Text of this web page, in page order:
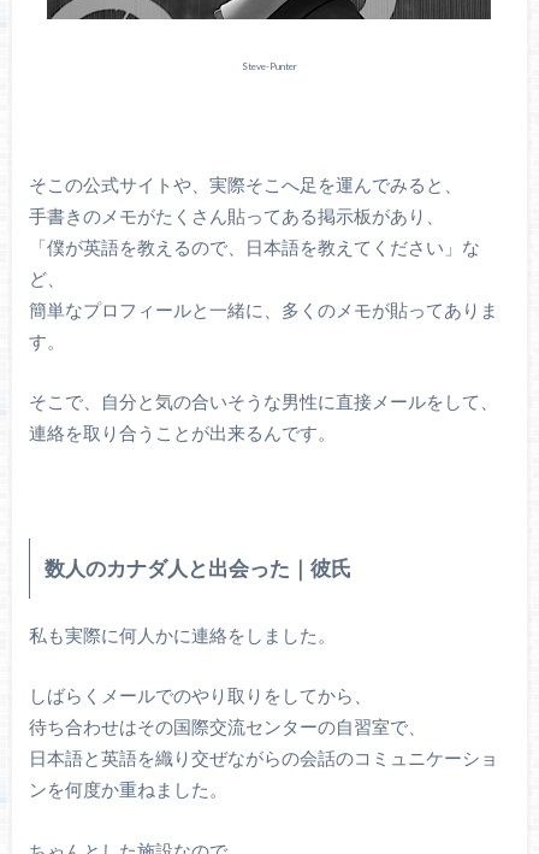
Steve-Punter
そこの公式サイトや、実際そこへ足を運んでみると、
手書きのメモがたくさん貼ってある掲示板があり、
「僕が英語を教えるので、日本語を教えてください」な
ど、
簡単なプロフィールと一緒に、多くのメモが貼ってありま
す。
そこで、自分と気の合いそうな男性に直接メールをして、
連絡を取り合うことが出来るんです。
数人のカナダ人と出会った｜彼氏
私も実際に何人かに連絡をしました。
しばらくメールでのやり取りをしてから、
待ち合わせはその国際交流センターの自習室で、
日本語と英語を織り交ぜながらの会話のコミュニケーショ
ンを何度か重ねました。